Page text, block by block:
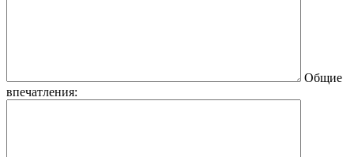
Общие
впечатления: